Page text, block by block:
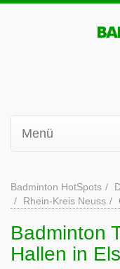
Menü
Badminton HotSpots
Rhein-Kreis Neuss
Badminton
Hallen in